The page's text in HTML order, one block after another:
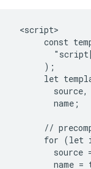
<script>
const
      );
let
        source,
        name;
//
for (let
source
name =